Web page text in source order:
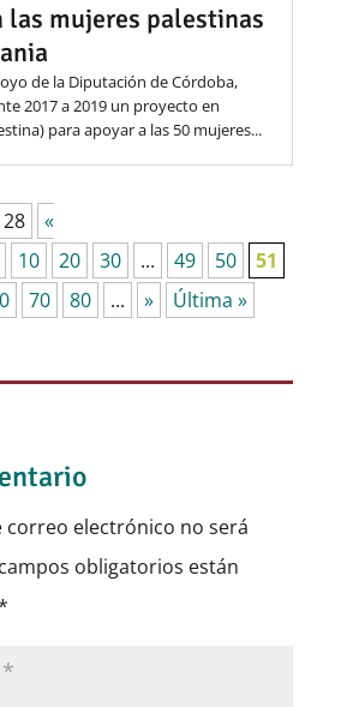
las mujeres palestinas
de la Diputación de Córdoba,
2017 a 2019 un proyecto en
para apoyar a las 50 mujeres...
«
10 20 30 ... 49 50
51
70 80 ... » Última »
correo electrónico no será
obligatorios están